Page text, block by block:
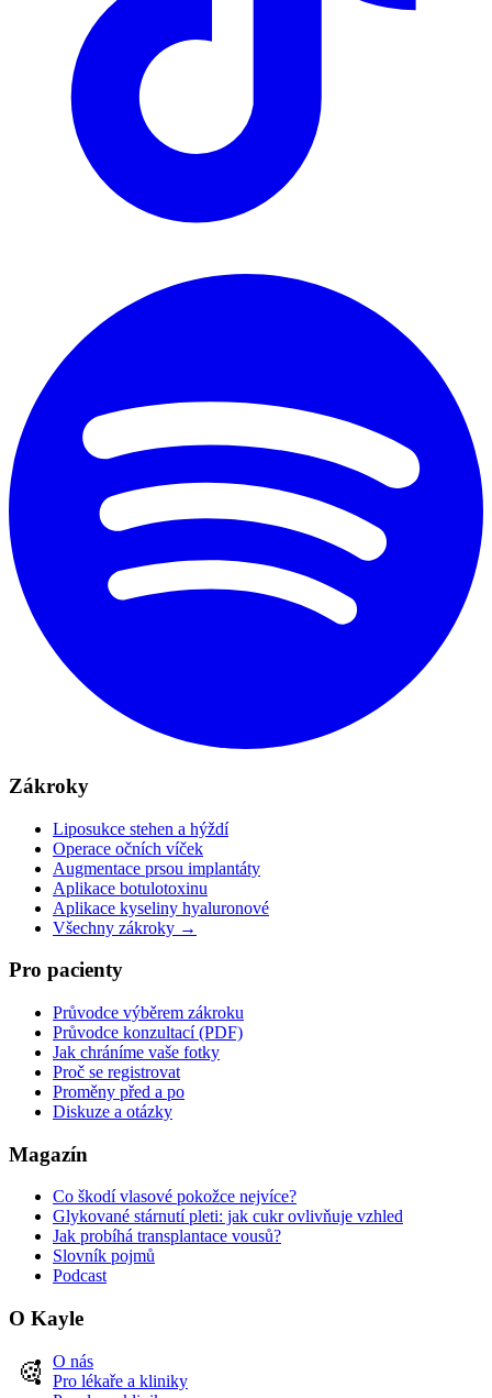
Zákroky
Liposukce stehen a hýždí
Operace očních víček
Augmentace prsou implantáty
Aplikace botulotoxinu
Aplikace kyseliny hyaluronové
Všechny zákroky →
Pro pacienty
Průvodce výběrem zákroku
Průvodce konzultací (PDF)
Jak chráníme vaše fotky
Proč se registrovat
Proměny před a po
Diskuze a otázky
Magazín
Co škodí vlasové pokožce nejvíce?
Glykované stárnutí pleti: jak cukr ovlivňuje vzhled
Jak probíhá transplantace vousů?
Slovník pojmů
Podcast
O Kayle
O nás
Pro lékaře a kliniky
🍪